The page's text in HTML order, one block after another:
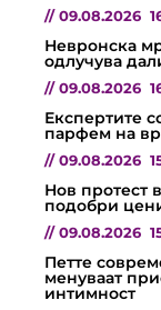
// 09.08.2026
Невронска
одлучува
// 09.08.2026
Експертите
парфем на
// 09.08.2026
Нов протест
подобри
// 09.08.2026
Петте
менуваат
интимност